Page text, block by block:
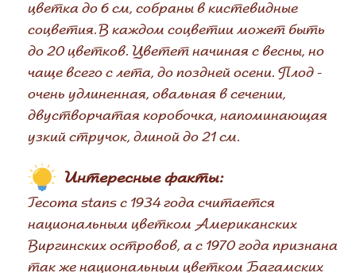
цветка до 6 см, собраны в кистевидные
соцветия. В каждом соцветии может быть
до 20 цветков. Цветет начиная с весны, но
чаще всего с лета, до поздней осени. Плод -
очень удлиненная, овальная в сечении,
двустворчатая коробочка, напоминающая
узкий стручок, длиной до 21 см.
Интересные факты:
Tecoma stans с 1934 года считается
национальным цветком Американских
Виргинских островов, а с 1970 года признана
так же национальным цветком Багамских